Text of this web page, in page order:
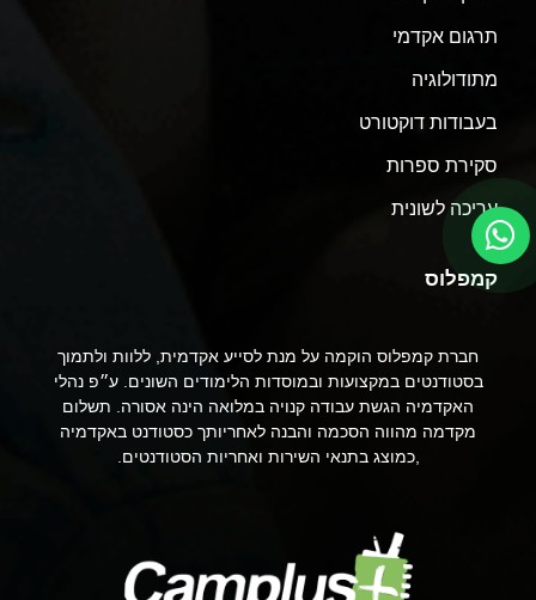
תרגום אקדמי
מתודולוגיה
בעבודות דוקטורט
סקירת ספרות
עריכה לשונית
קמפלוס
חברת קמפלוס הוקמה על מנת לסייע אקדמית, ללוות ולתמוך
בסטודנטים במקצועות ובמוסדות הלימודים השונים. ע״פ נהלי
האקדמיה הגשת עבודה קנויה במלואה הינה אסורה. תשלום
מקדמה מהווה הסכמה והבנה לאחריותך כסטודנט באקדמיה
,כמוצג בתנאי השירות ואחריות הסטודנטים.